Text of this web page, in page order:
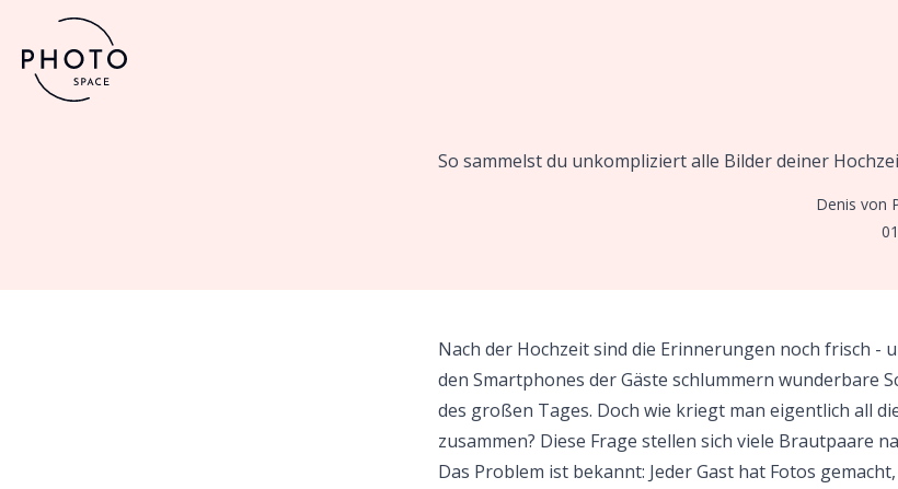
So sammelst du unkompliziert alle Bilder deiner
Denis von
Nach der Hochzeit sind die Erinnerungen noch frisch -
den Smartphones der Gäste schlummern wunderbare
des großen Tages. Doch wie kriegt man eigentlich all
zusammen? Diese Frage stellen sich viele Brautpaare
Das Problem ist bekannt: Jeder Gast hat Fotos